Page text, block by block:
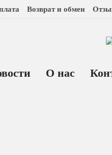
Возврат и обмен
О нас